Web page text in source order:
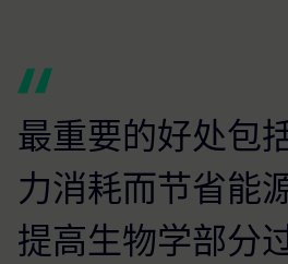
最重要的好处包
力消耗而节省能
提高生物学部分